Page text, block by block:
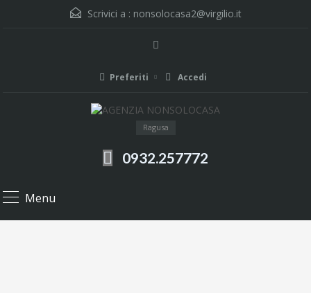
Scrivici a : nonsolocasa2@virgilio.it
Preferiti Accedi
Ragusa
0932.257772
Menu